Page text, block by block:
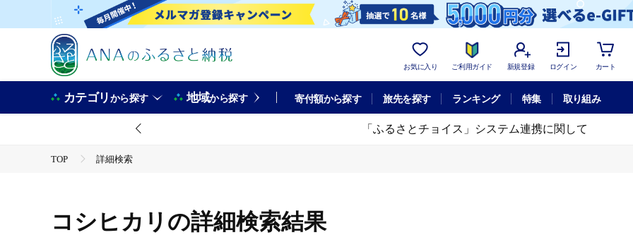
お気に入り ご利用ガイド 新規登録 ログイン カート
カテゴリから探す 地域から探す 寄付額から探す 旅先を探す ランキング 特集 取り組み
「ふるさとチョイス」システム連携に関して
TOP 詳細検索
コシヒカリの詳細検索結果